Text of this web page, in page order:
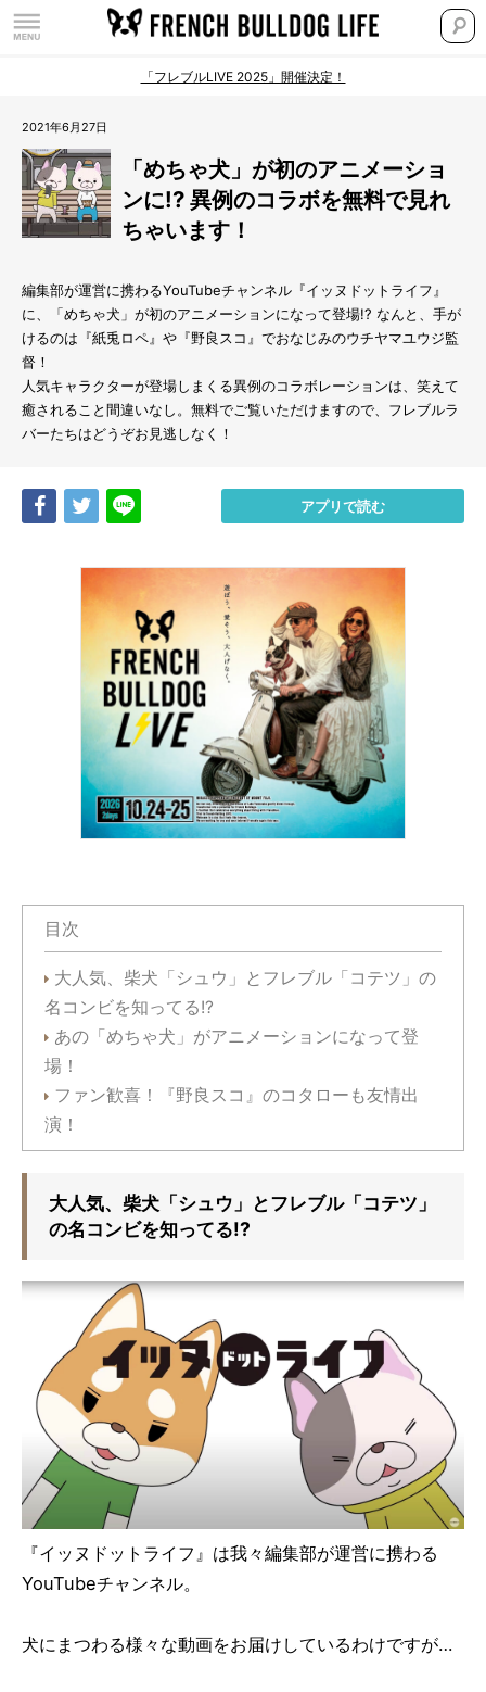
「フレブルLIVE 2025」開催決定！
2021年6月27日
「めちゃ犬」が初のアニメーショ
ンに!? 異例のコラボを無料で見れ
ちゃいます！
編集部が運営に携わるYouTubeチャンネル『イッヌドットライフ』
に、「めちゃ犬」が初のアニメーションになって登場!? なんと、手が
けるのは『紙兎ロペ』や『野良スコ』でおなじみのウチヤマユウジ監
督！
人気キャラクターが登場しまくる異例のコラボレーションは、笑えて
癒されること間違いなし。無料でご覧いただけますので、フレブルラ
バーたちはどうぞお見逃しなく！
Share Tweet アプリで読む
目次
大人気、柴犬「シュウ」とフレブル「コテツ」の
名コンビを知ってる!?
あの「めちゃ犬」がアニメーションになって登
場！
ファン歓喜！『野良スコ』のコタローも友情出
演！
大人気、柴犬「シュウ」とフレブル「コテツ」
の名コンビを知ってる!?
『イッヌドットライフ』は我々編集部が運営に携わる
YouTubeチャンネル。
犬にまつわる様々な動画をお届けしているわけですが…